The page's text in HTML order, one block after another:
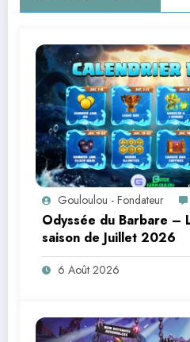
Gouloulou - Fondateur
Odyssée du Barbare –
saison de Juillet 2026
6 Août 2026